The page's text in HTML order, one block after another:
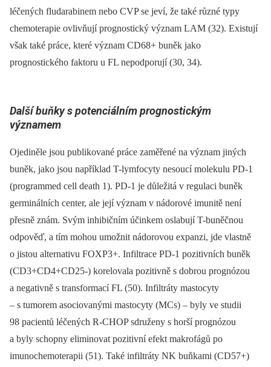
léčených fludarabinem nebo CVP se jeví, že také různé typy
chemoterapie ovlivňují prognostický význam LAM (32). Existují
však také práce, které význam CD68+ buněk jako
prognostického faktoru u FL nepodporují (30, 34).
Další buňky s potenciálním prognostickým
významem
Ojediněle jsou publikované práce zaměřené na význam jiných
buněk, jako jsou například T-lymfocyty nesoucí molekulu PD-1
(programmed cell death 1). PD-1 je důležitá v regulaci buněk
germinálních center, ale její význam v nádorové imunitě není
přesně znám. Svým inhibičním účinkem oslabují T-buněčnou
odpověď, a tím mohou umožnit nádorovou expanzi, jde vlastně
o jistou alternativu FOXP3+. Infiltrace PD-1 pozitivních buněk
(CD3+CD4+CD25-) korelovala pozitivně s dobrou prognózou
a negativně s transformací FL (50). Infiltráty mastocyty
–⁠ s tumorem asociovanými mastocyty (MCs) –⁠ byly ve studii
98 pacientů léčených R-CHOP sdruženy s horší prognózou
a byly schopny eliminovat pozitivní efekt makrofágů po
imunochemoterapii (51). Také infiltráty NK buňkami (CD57+)